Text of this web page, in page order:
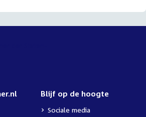
Blijf op de hoogte
Sociale media